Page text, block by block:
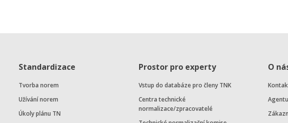
Standardizace
Tvorba norem
Užívání norem
Úkoly plánu TN
Prostor pro experty
Vstup do databáze pro členy TNK
Centra technické
normalizace/zpracovatelé
O